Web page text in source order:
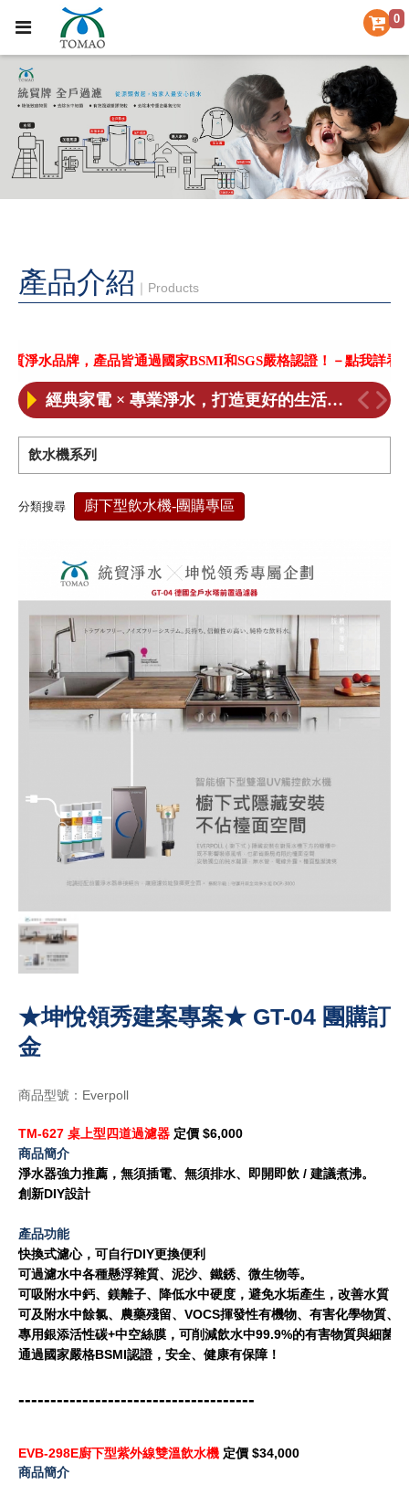
0
產品介紹 ｜Products
品皆通過國家BSMI和SGS嚴格認證！－點我詳看－
［喜訊］BSMI和SGS合格認證！
飲水機系列
分類搜尋 廚下型飲水機-團購專區
★坤悅領秀建案專案★ GT-04 團購訂
金
商品型號：Everpoll
TM-627 桌上型四道過濾器 定價 $6,000
商品簡介
淨水器強力推薦，無須插電、無須排水、即開即飲 / 建議煮沸。
創新DIY設計
產品功能
快換式濾心，可自行DIY更換便利
可過濾水中各種懸浮雜質、泥沙、鐵銹、微生物等。
可吸附水中鈣、鎂離子、降低水中硬度，避免水垢產生，改善水質，
可及附水中餘氯、農藥殘留、VOCS揮發性有機物、有害化學物質、
專用銀添活性碳+中空絲膜，可削減飲水中99.9%的有害物質與細菌
通過國家嚴格BSMI認證，安全、健康有保障！
-------------------------------------
EVB-298E廚下型紫外線雙溫飲水機 定價 $34,000
商品簡介